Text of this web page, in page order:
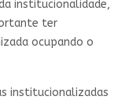
institucionalidade,
ter
ocupando o
institucionalizadas